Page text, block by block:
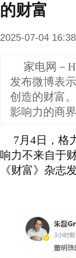
的财富
2025-07-04 16:38
家电网－
发布微博表
创造的财富
影响力的商
7月4日，格
响力不来自于
《财富》杂志